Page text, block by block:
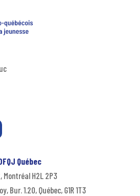
Québec
Montréal H2L 2P3
Bur. 1.20, Québec, G1R 1T3